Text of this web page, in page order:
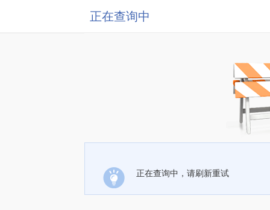
正在查询中
正在查询中，请刷新重试